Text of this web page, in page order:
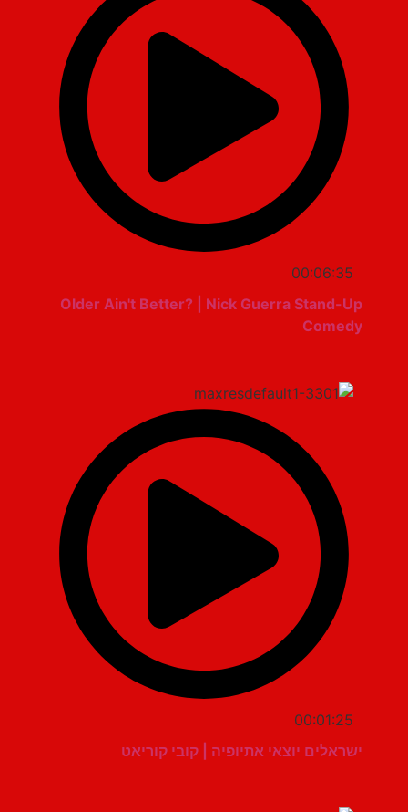
00:06:35
Older Ain't Better? | Nick Guerra Stand-Up
Comedy
00:01:25
ישראלים יוצאי אתיופיה | קובי קוריאט